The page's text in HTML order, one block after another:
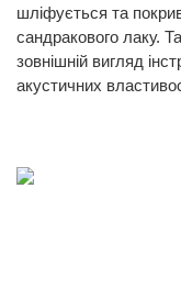
шліфується та
сандракового лаку.
зовнішній вигляд
акустичних